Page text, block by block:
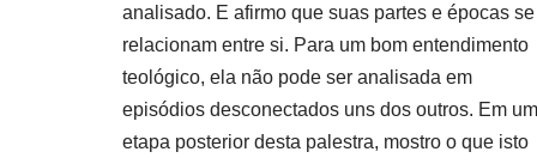
analisado. E afirmo que suas partes e épocas se
relacionam entre si. Para um bom entendimento
teológico, ela não pode ser analisada em
episódios desconectados uns dos outros. Em
etapa posterior desta palestra, mostro o que isto